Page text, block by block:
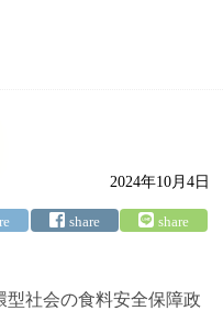
2024年10月4日
社会の食料安全保障政